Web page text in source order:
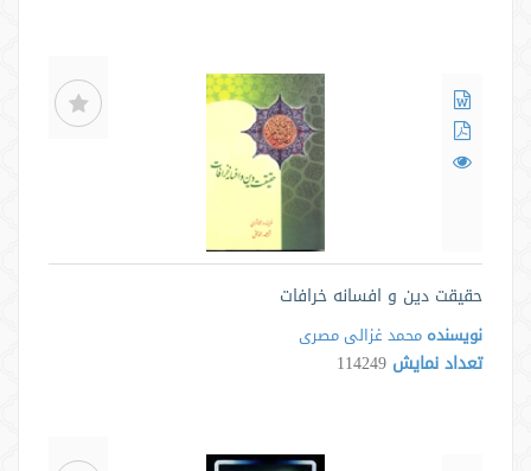
حقیقت دین و افسانه خرافات
نویسنده محمد غزالی مصری
تعداد نمایش 114249